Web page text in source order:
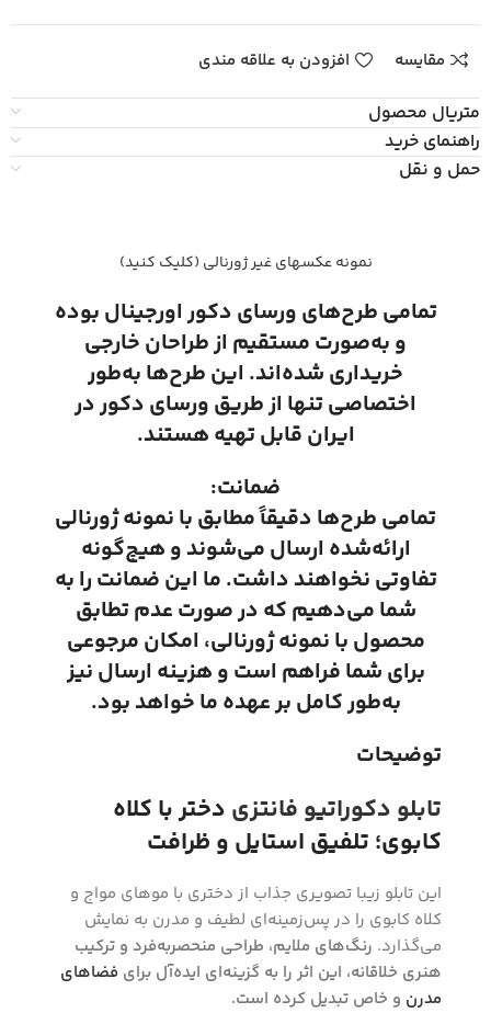
مقایسه افزودن به علاقه مندی
متریال محصول
راهنمای خرید
حمل و نقل
نمونه عکسهای غیر ژورنالی (کلیک کنید)
تمامی طرح‌های ورسای دکور اورجینال بوده
و به‌صورت مستقیم از طراحان خارجی
خریداری شده‌اند. این طرح‌ها به‌طور
اختصاصی تنها از طریق ورسای دکور در
ایران قابل تهیه هستند.
ضمانت:
تمامی طرح‌ها دقیقاً مطابق با نمونه ژورنالی
ارائه‌شده ارسال می‌شوند و هیچ‌گونه
تفاوتی نخواهند داشت. ما این ضمانت را به
شما می‌دهیم که در صورت عدم تطابق
محصول با نمونه ژورنالی، امکان مرجوعی
برای شما فراهم است و هزینه ارسال نیز
به‌طور کامل بر عهده ما خواهد بود.
توضیحات
تابلو دکوراتیو فانتزی دختر با کلاه
کابوی؛ تلفیق استایل و ظرافت
این تابلو زیبا تصویری جذاب از دختری با موهای مواج و
کلاه کابوی را در پس‌زمینه‌ای لطیف و مدرن به نمایش
می‌گذارد. رنگ‌های ملایم، طراحی منحصربه‌فرد و ترکیب
هنری خلاقانه، این اثر را به گزینه‌ای ایده‌آل برای فضاهای
مدرن و خاص تبدیل کرده است.